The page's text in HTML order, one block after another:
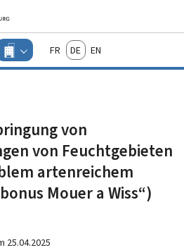
Hauptmenü
Inhalt
Changer
d'espace
actif
FrançaisDeutschEnglish
von
von Feuchtgebieten
artenreichem
Mouer a Wiss“)
25.04.2025